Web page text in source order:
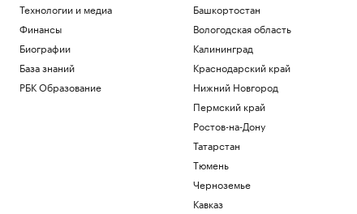
Технологии и медиа
Финансы
Биографии
База знаний
РБК Образование
Башкортостан
Вологодская область
Калининград
Краснодарский край
Нижний Новгород
Пермский край
Ростов-на-Дону
Татарстан
Тюмень
Черноземье
Кавказ